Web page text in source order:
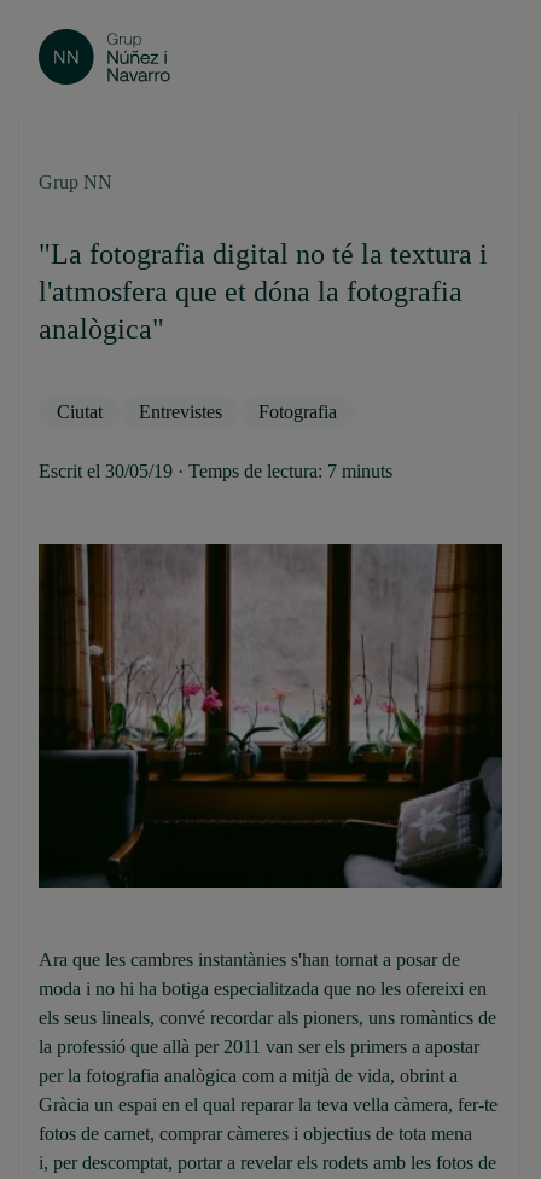
Grup NN
"La fotografia digital no té la textura i
l'atmosfera que et dóna la fotografia
analògica"
Ciutat Entrevistes Fotografia
Escrit el 30/05/19 · Temps de lectura: 7 minuts
Ara que les cambres instantànies s'han tornat a posar de
moda i no hi ha botiga especialitzada que no les ofereixi en
els seus lineals, convé recordar als pioners, uns romàntics de
la professió que allà per 2011 van ser els primers a apostar
per la fotografia analògica com a mitjà de vida, obrint a
Gràcia un espai en el qual reparar la teva vella càmera, fer-te
fotos de carnet, comprar càmeres i objectius de tota mena
i, per descomptat, portar a revelar els rodets amb les fotos de